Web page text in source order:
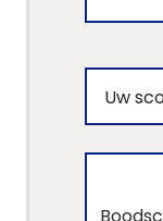
werkwijze
Contacteer